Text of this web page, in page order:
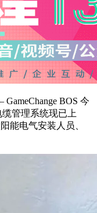
BOS 今
管理系统现已上
能电气安装人员、